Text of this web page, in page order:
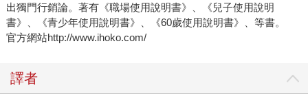
出獨門行銷論。著有《職場使用說明書》、《兒子使用說明
書》、《青少年使用說明書》、《60歲使用說明書》、等書。
官方網站http://www.ihoko.com/
譯者